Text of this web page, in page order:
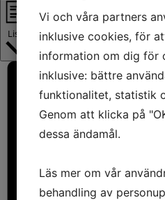
Lista
Vi och våra partners
inklusive cookies, för
information om dig för
inklusive: bättre
funktionalitet, statistik
Genom att klicka på
dessa ändamål.
Läs mer om vår
behandling av